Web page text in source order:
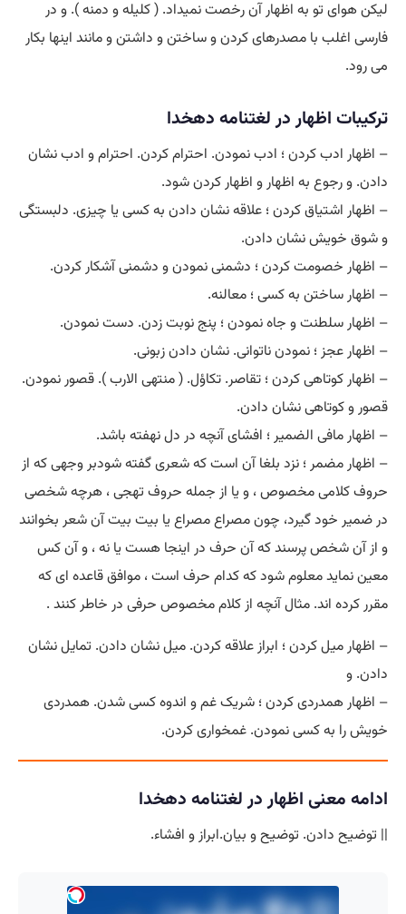
لیکن هوای تو به اظهار آن رخصت نمیداد. ( کلیله و دمنه ). و در
فارسی اغلب با مصدرهای کردن و ساختن و داشتن و مانند اینها بکار
می رود.
ترکیبات اظهار در لغتنامه دهخدا
– اظهار ادب کردن ؛ ادب نمودن. احترام کردن. احترام و ادب نشان
دادن. و رجوع به اظهار و اظهار کردن شود.
– اظهار اشتیاق کردن ؛ علاقه نشان دادن به کسی یا چیزی. دلبستگی
و شوق خویش نشان دادن.
– اظهار خصومت کردن ؛ دشمنی نمودن و دشمنی آشکار کردن.
– اظهار ساختن به کسی ؛ معالنه.
– اظهار سلطنت و جاه نمودن ؛ پنج نوبت زدن. دست نمودن.
– اظهار عجز ؛ نمودن ناتوانی. نشان دادن زبونی.
– اظهار کوتاهی کردن ؛ تقاصر. تکاؤل. ( منتهی الارب ). قصور نمودن.
قصور و کوتاهی نشان دادن.
– اظهار مافی الضمیر ؛ افشای آنچه در دل نهفته باشد.
– اظهار مضمر ؛ نزد بلغا آن است که شعری گفته شودبر وجهی که از
حروف کلامی مخصوص ، و یا از جمله حروف تهجی ، هرچه شخصی
در ضمیر خود گیرد، چون مصراع مصراع یا بیت بیت آن شعر بخوانند
و از آن شخص پرسند که آن حرف در اینجا هست یا نه ، و آن کس
معین نماید معلوم شود که کدام حرف است ، موافق قاعده ای که
مقرر کرده اند. مثال آنچه از کلام مخصوص حرفی در خاطر کنند .
– اظهار میل کردن ؛ ابراز علاقه کردن. میل نشان دادن. تمایل نشان
دادن. و
– اظهار همدردی کردن ؛ شریک غم و اندوه کسی شدن. همدردی
خویش را به کسی نمودن. غمخواری کردن.
ادامه معنی اظهار در لغتنامه دهخدا
|| توضیح دادن. توضیح و بیان.ابراز و افشاء.